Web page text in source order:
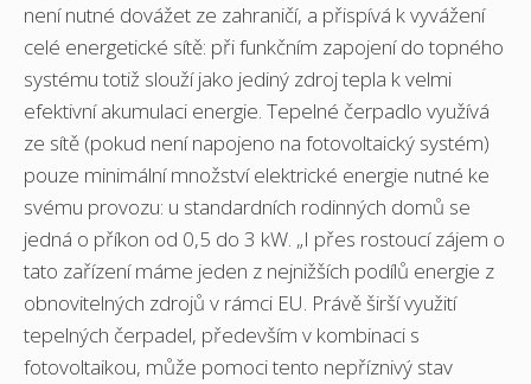
není nutné dovážet ze zahraničí, a přispívá k vyvážení
celé energetické sítě: při funkčním zapojení do topného
systému totiž slouží jako jediný zdroj tepla k velmi
efektivní akumulaci energie. Tepelné čerpadlo využívá
ze sítě (pokud není napojeno na fotovoltaický systém)
pouze minimální množství elektrické energie nutné ke
svému provozu: u standardních rodinných domů se
jedná o příkon od 0,5 do 3 kW. „I přes rostoucí zájem o
tato zařízení máme jeden z nejnižších podílů energie z
obnovitelných zdrojů v rámci EU. Právě širší využití
tepelných čerpadel, především v kombinaci s
fotovoltaikou, může pomoci tento nepříznivý stav